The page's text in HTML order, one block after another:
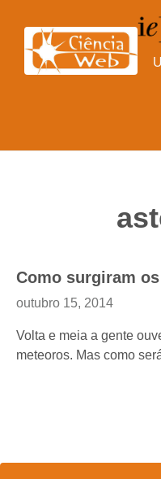
para
conteúdo
Como surgiram
outubro 15, 2014
Volta e meia a gente
meteoros. Mas como